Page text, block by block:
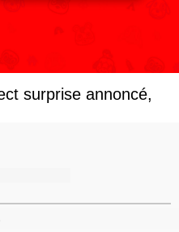
surprise annoncé,